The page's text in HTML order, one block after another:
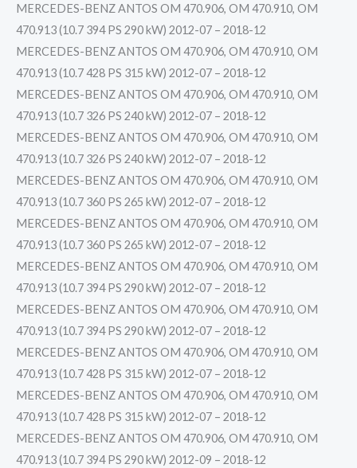
MERCEDES-BENZ ANTOS OM 470.906, OM 470.910, OM
470.913 (10.7 394 PS 290 kW) 2012-07 – 2018-12
MERCEDES-BENZ ANTOS OM 470.906, OM 470.910, OM
470.913 (10.7 428 PS 315 kW) 2012-07 – 2018-12
MERCEDES-BENZ ANTOS OM 470.906, OM 470.910, OM
470.913 (10.7 326 PS 240 kW) 2012-07 – 2018-12
MERCEDES-BENZ ANTOS OM 470.906, OM 470.910, OM
470.913 (10.7 326 PS 240 kW) 2012-07 – 2018-12
MERCEDES-BENZ ANTOS OM 470.906, OM 470.910, OM
470.913 (10.7 360 PS 265 kW) 2012-07 – 2018-12
MERCEDES-BENZ ANTOS OM 470.906, OM 470.910, OM
470.913 (10.7 360 PS 265 kW) 2012-07 – 2018-12
MERCEDES-BENZ ANTOS OM 470.906, OM 470.910, OM
470.913 (10.7 394 PS 290 kW) 2012-07 – 2018-12
MERCEDES-BENZ ANTOS OM 470.906, OM 470.910, OM
470.913 (10.7 394 PS 290 kW) 2012-07 – 2018-12
MERCEDES-BENZ ANTOS OM 470.906, OM 470.910, OM
470.913 (10.7 428 PS 315 kW) 2012-07 – 2018-12
MERCEDES-BENZ ANTOS OM 470.906, OM 470.910, OM
470.913 (10.7 428 PS 315 kW) 2012-07 – 2018-12
MERCEDES-BENZ ANTOS OM 470.906, OM 470.910, OM
470.913 (10.7 394 PS 290 kW) 2012-09 – 2018-12